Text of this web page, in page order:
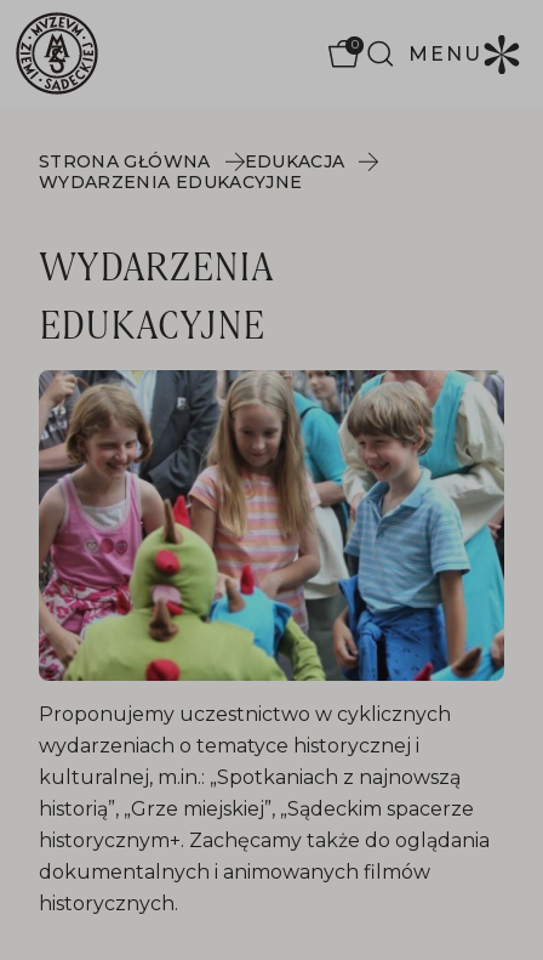
0 MENU
STRONA GŁÓWNA
EDUKACJA
WYDARZENIA EDUKACYJNE
WYDARZENIA
EDUKACYJNE
Proponujemy uczestnictwo w cyklicznych
wydarzeniach o tematyce historycznej i
kulturalnej, m.in.: „Spotkaniach z najnowszą
historią”, „Grze miejskiej”, „Sądeckim spacerze
historycznym+. Zachęcamy także do oglądania
dokumentalnych i animowanych filmów
historycznych.